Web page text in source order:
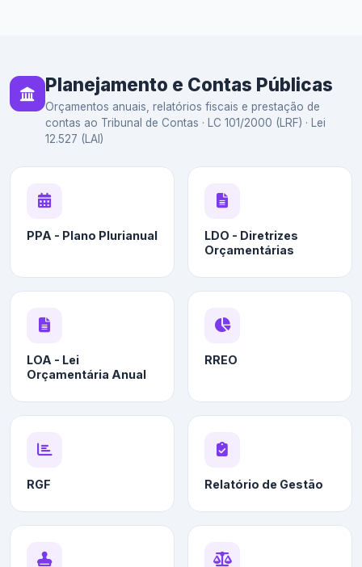
Planejamento e Contas Públicas
Orçamentos anuais, relatórios fiscais e prestação de
contas ao Tribunal de Contas · LC 101/2000 (LRF) · Lei
12.527 (LAI)
PPA - Plano Plurianual
LDO - Diretrizes
Orçamentárias
LOA - Lei
Orçamentária Anual
RREO
RGF Relatório de Gestão